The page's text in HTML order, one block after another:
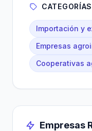
CATEGORÍAS
Importación y
Empresas
Cooperativas
Empresas